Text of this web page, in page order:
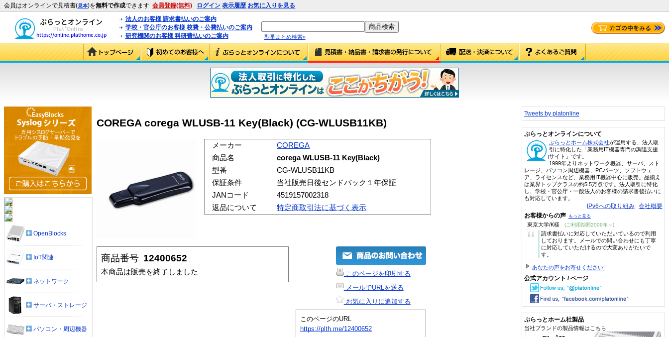
会員はオンラインで見積書(見本)を無料で作成できます 会員登録(無料) ログイン 表示履歴 お気に入りを見る
法人のお客様 請求書払いのご案内
学校・官公庁のお客様 校費・公費払いのご案内
研究機関のお客様 科研費払いのご案内
型番まとめ検索»
COREGA corega WLUSB-11 Key(Black) (CG-WLUSB11KB)
メーカー
COREGA
商品名
corega WLUSB-11 Key(Black)
型番
CG-WLUSB11KB
保証条件
当社販売日後センドバック１年保証
JANコード
4519157002318
返品について
特定商取引法に基づく表示
商品番号 12400652
本商品は販売を終了しました
このページを印刷する
メールでURLを送る
お気に入りに追加する
このページのURL
https://plth.me/12400652
OpenBlocks
IoT関連
ネットワーク
サーバ・ストレージ
パソコン・周辺機器
Tweets by platonline
ぷらっとオンラインについて
ぷらっとホーム株式会社が運用する、法人取
引に特化した「業務用IT機器専門の調達支援
サイト」です。
1999年よりネットワーク機器、サーバ、スト
レージ、パソコン周辺機器、PCパーツ、ソフトウェ
ア、ライセンスなど、業務用IT機器中心に販売。品揃え
は業界トップクラスの約5.5万点です。法人取引に特化
し、学校・官公庁・一般法人のお客様の請求書後払いに
も対応しています。
IPv6への取り組み 会社概要
お客様からの声 もっと見る
東京大学/K様 (ご利用期間2009年～)
“
請求書払いに対応していただいているので利用
しております。メールでの問い合わせにも丁寧
に対応していただけるので大変ありがたいで
す。
あなたの声をお寄せください!
公式アカウント / ページ
ぷらっとホーム社製品
当社ブランドの製品情報はこちら